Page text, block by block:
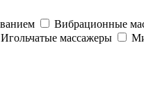
Вибрационные
Игольчатые массажеры